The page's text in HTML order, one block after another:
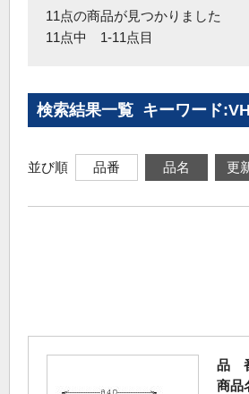
11点の商品が見つかりました
11点中 1-11点目
検索結果一覧 キーワード:VH
並び順 品番 品名 更
品
商品